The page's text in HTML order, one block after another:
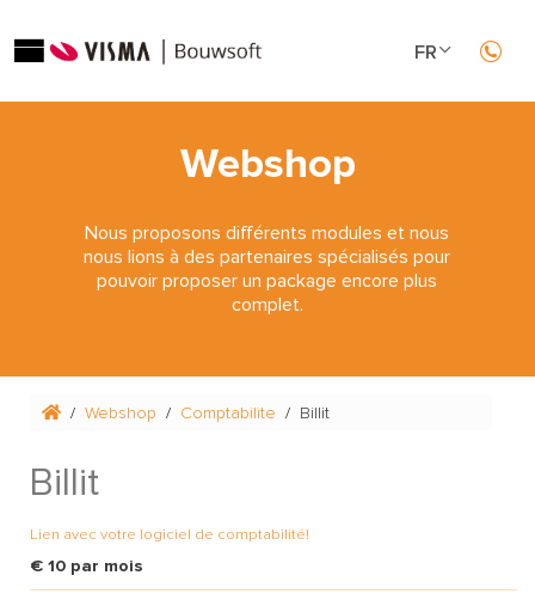
FR
Webshop
Nous proposons différents modules et nous
nous lions à des partenaires spécialisés pour
pouvoir proposer un package encore plus
complet.
Webshop Comptabilite Billit
Billit
Lien avec votre logiciel de comptabilité!
€ 10 par mois